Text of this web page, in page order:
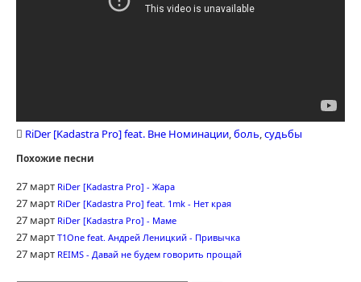
RiDer [Kadastra Pro] feat. Вне Номинации боль судьбы
Похожие песни
27 март RiDer [Kadastra Pro] - Жара
27 март RiDer [Kadastra Pro] feat. 1mk - Нет края
27 март RiDer [Kadastra Pro] - Маме
27 март T1One feat. Андрей Леницкий - Привычка
27 март REIMS - Давай не будем говорить прощай